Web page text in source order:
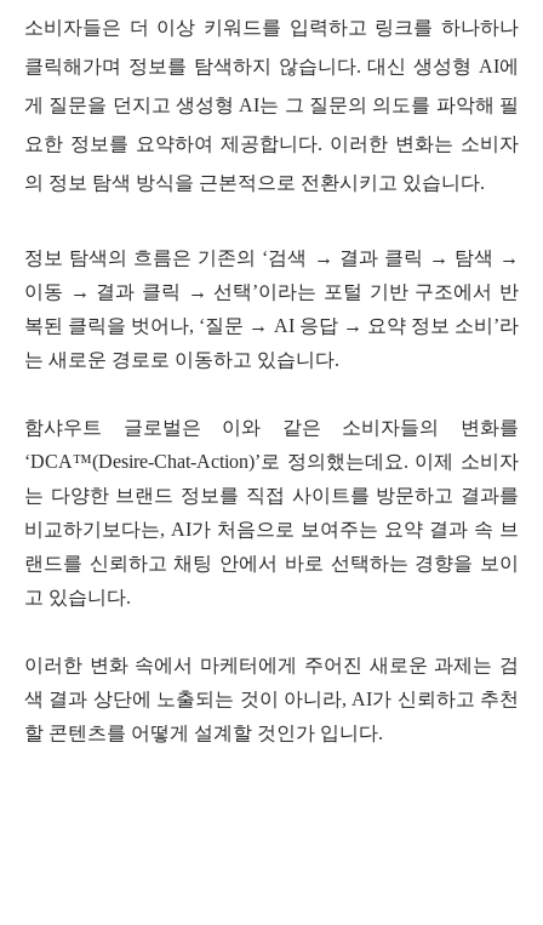
소비자들은 더 이상 키워드를 입력하고 링크를 하나하나
클릭해가며 정보를 탐색하지 않습니다. 대신 생성형 AI에
게 질문을 던지고 생성형 AI는 그 질문의 의도를 파악해 필
요한 정보를 요약하여 제공합니다. 이러한 변화는 소비자
의 정보 탐색 방식을 근본적으로 전환시키고 있습니다.
정보 탐색의 흐름은 기존의 ‘검색 → 결과 클릭 → 탐색 →
이동 → 결과 클릭 → 선택’이라는 포털 기반 구조에서 반
복된 클릭을 벗어나, ‘질문 → AI 응답 → 요약 정보 소비’라
는 새로운 경로로 이동하고 있습니다.
함샤우트 글로벌은 이와 같은 소비자들의 변화를
‘DCA™(Desire-Chat-Action)’로 정의했는데요. 이제 소비자
는 다양한 브랜드 정보를 직접 사이트를 방문하고 결과를
비교하기보다는, AI가 처음으로 보여주는 요약 결과 속 브
랜드를 신뢰하고 채팅 안에서 바로 선택하는 경향을 보이
고 있습니다.
이러한 변화 속에서 마케터에게 주어진 새로운 과제는 검
색 결과 상단에 노출되는 것이 아니라, AI가 신뢰하고 추천
할 콘텐츠를 어떻게 설계할 것인가 입니다.